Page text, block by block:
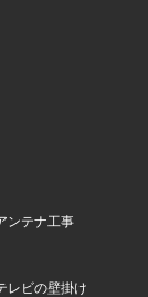
ンテナ工事
レビの壁掛け